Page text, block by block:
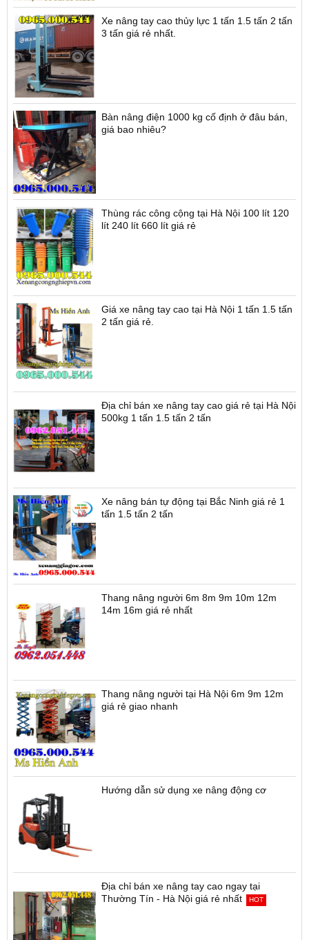
Xe nâng tay cao thủy lực 1 tấn 1.5 tấn 2 tấn
3 tấn giá rẻ nhất.
Bàn nâng điện 1000 kg cố định ở đâu bán,
giá bao nhiêu?
Thùng rác công cộng tại Hà Nội 100 lít 120
lít 240 lít 660 lít giá rẻ
Giá xe nâng tay cao tại Hà Nội 1 tấn 1.5 tấn
2 tấn giá rẻ.
Địa chỉ bán xe nâng tay cao giá rẻ tại Hà Nội
500kg 1 tấn 1.5 tấn 2 tấn
Xe nâng bán tự động tại Bắc Ninh giá rẻ 1
tấn 1.5 tấn 2 tấn
Thang nâng người 6m 8m 9m 10m 12m
14m 16m giá rẻ nhất
Thang nâng người tại Hà Nội 6m 9m 12m
giá rẻ giao nhanh
Hướng dẫn sử dụng xe nâng động cơ
Địa chỉ bán xe nâng tay cao ngay tại
Thường Tín - Hà Nội giá rẻ nhất
HOT